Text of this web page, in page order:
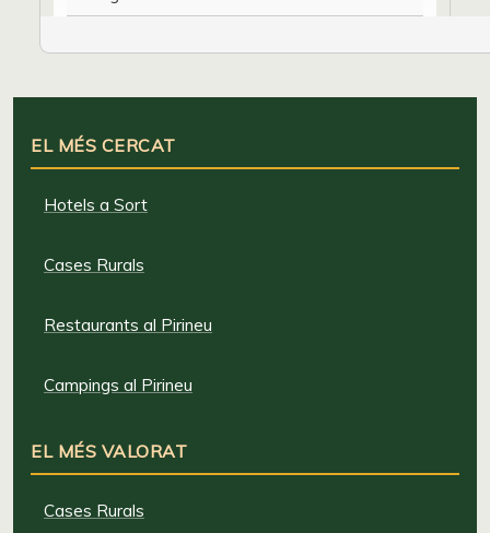
EL MÉS CERCAT
Hotels a Sort
Cases Rurals
Restaurants al Pirineu
Campings al Pirineu
EL MÉS VALORAT
Cases Rurals